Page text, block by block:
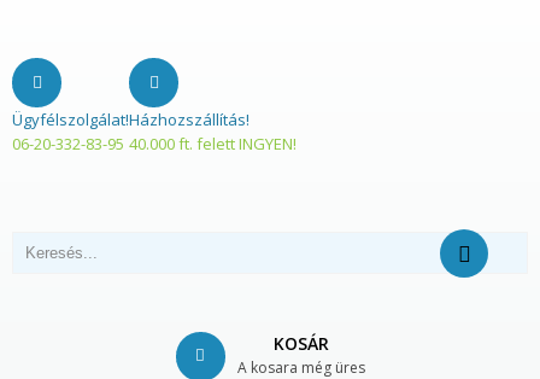
Ügyfélszolgálat!
06-20-332-83-95
Házhozszállítás!
40.000 ft. felett INGYEN!
KOSÁR
A kosara még üres